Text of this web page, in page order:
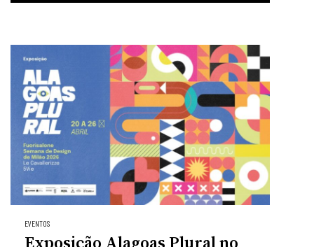
EVENTOS
Exposição Alagoas Plural no